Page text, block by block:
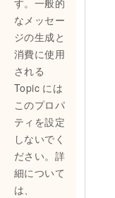
す。一般的
なメッセー
ジの生成と
消費に使用
される
Topic には
このプロパ
ティを設定
しないでく
ださい。詳
細について
は、